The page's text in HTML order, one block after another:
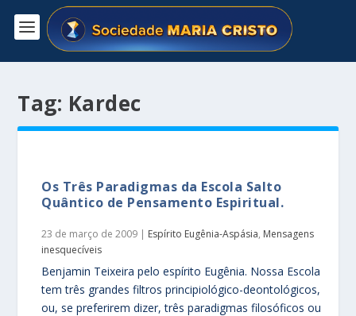
Tag: Kardec
Os Três Paradigmas da Escola Salto
Quântico de Pensamento Espiritual.
23 de março de 2009 | Espírito Eugênia-Aspásia, Mensagens
inesquecíveis
Benjamin Teixeira pelo espírito Eugênia. Nossa Escola
tem três grandes filtros principiológico-deontológicos,
ou, se preferirem dizer, três paradigmas filosóficos ou